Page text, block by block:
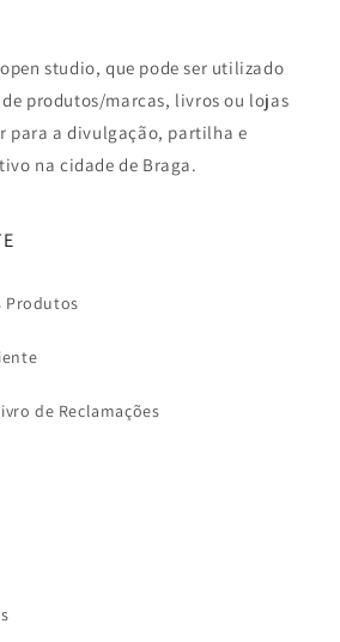
studio, que pode ser utilizado
produtos/marcas, livros ou lojas
para a divulgação, partilha e
na cidade de Braga.
Produtos
de Reclamações